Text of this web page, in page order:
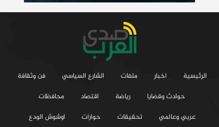
الرئيسية اخبار ملفات الشارع السياسي
فن وثقافة
حوادث وقضايا
رياضة اقتصاد
محافظات
عربي وعالمي
تحقيقات حوارات اوشوش الودع